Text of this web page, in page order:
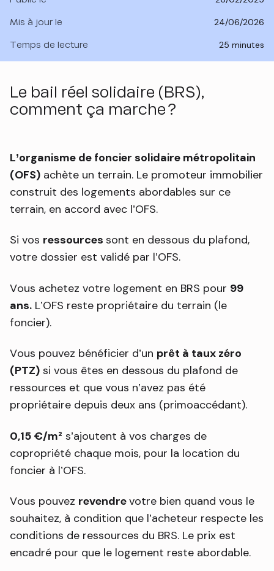
Mis à jour le 24/06/2026
Temps de lecture 25 minutes
Le bail réel solidaire (BRS),
comment ça marche ?
L’organisme de foncier solidaire métropolitain
(OFS) achète un terrain. Le promoteur immobilier
construit des logements abordables sur ce
terrain, en accord avec l’OFS.
Si vos ressources sont en dessous du plafond,
votre dossier est validé par l’OFS.
Vous achetez votre logement en BRS pour 99
ans. L’OFS reste propriétaire du terrain (le
foncier).
Vous pouvez bénéficier d’un prêt à taux zéro
(PTZ) si vous êtes en dessous du plafond de
ressources et que vous n’avez pas été
propriétaire depuis deux ans (primoaccédant).
0,15 €/m² s’ajoutent à vos charges de
copropriété chaque mois, pour la location du
foncier à l’OFS.
Vous pouvez revendrevotre bien quand vous le
souhaitez, à condition que l’acheteur respecte les
conditions de ressources du BRS. Le prix est
encadré pour que le logement reste abordable.